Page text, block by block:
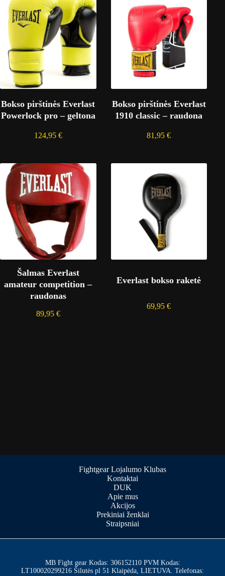
Bokso pirštinės Everlast
Powerlock pro – geltona
124,95 €
Bokso pirštinės Everlast
1910 classic – raudona
81,95€
Šalmas Everlast
amateur competition –
raudonas
89,95 €
Everlast bokso raketė
69,95€
Fightgear Lojalumo Klubas
Kontaktai
DUK
Apie mus
Akcijos
Prekiniai ženklai
Straipsniai
MB Fight gear Kodas: 306152110 PVM Kodas:
LT100020299216 Šilutės pl 51 Klaipėda, LIETUVA. Telefonas: